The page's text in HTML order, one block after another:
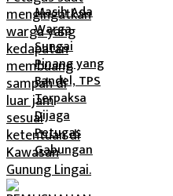
Masih Ada
Warga
Sungai
Pinang yang
Bandel, TPS
Terpaksa
Dijaga
Petugas
Gabungan